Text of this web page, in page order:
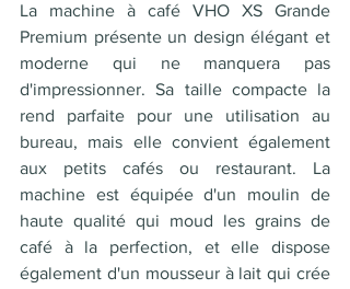
La machine à café VHO XS Grande
Premium présente un design élégant et
moderne qui ne manquera pas
d'impressionner. Sa taille compacte la
rend parfaite pour une utilisation au
bureau, mais elle convient également
aux petits cafés ou restaurant. La
machine est équipée d'un moulin de
haute qualité qui moud les grains de
café à la perfection, et elle dispose
également d'un mousseur à lait qui crée